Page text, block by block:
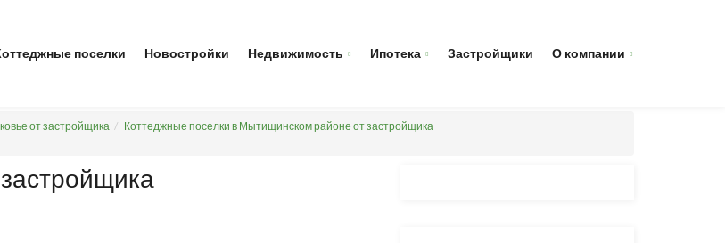
поселки Новостройки Недвижимость Ипотека Застройщики О компании
от застройщика
Коттеджные поселки в Мытищинском районе от застройщика